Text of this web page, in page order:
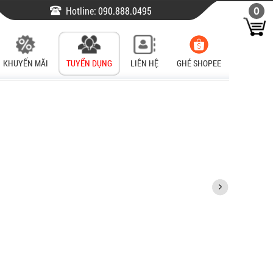
KHUYẾN MÃI TUYỂN DỤNG LIÊN HỆ GHÉ SHOPEE
Hotline:090.888.0495 0